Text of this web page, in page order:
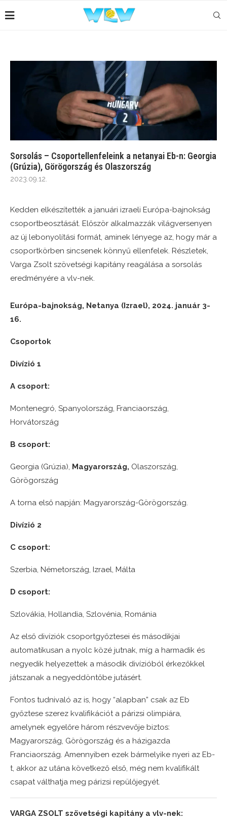
Sorsolás – Csoportellenfeleink a netanyai Eb-n: Georgia
(Grúzia), Görögország és Olaszország
2023.09.12.
Kedden elkészítették a januári izraeli Európa-bajnokság
csoportbeosztását. Először alkalmazzák világversenyen
az új lebonyolítási formát, aminek lényege az, hogy már a
csoportkörben sincsenek könnyű ellenfelek. Részletek,
Varga Zsolt szövetségi kapitány reagálása a sorsolás
eredményére a vlv-nek.
Európa-bajnokság, Netanya (Izrael), 2024. január 3-
16.
Csoportok
Divízió 1
A csoport:
Montenegró, Spanyolország, Franciaország,
Horvátország
B csoport:
Georgia (Grúzia), Magyarország, Olaszország,
Görögország
A torna első napján: Magyarország-Görögország.
Divízió 2
C csoport:
Szerbia, Németország, Izrael, Málta
D csoport:
Szlovákia, Hollandia, Szlovénia, Románia
Az első divíziók csoportgyőztesei és másodikjai
automatikusan a nyolc közé jutnak, míg a harmadik és
negyedik helyezettek a második divízióból érkezőkkel
játszanak a negyeddöntőbe jutásért.
Fontos tudnivaló az is, hogy “alapban” csak az Eb
győztese szerez kvalifikációt a párizsi olimpiára,
amelynek egyelőre három részvevője biztos:
Magyarország, Görögország és a házigazda
Franciaország. Amennyiben ezek bármelyike nyeri az Eb-
t, akkor az utána következő első, még nem kvalifikált
csapat válthatja meg párizsi repülőjegyét.
VARGA ZSOLT szövetségi kapitány a vlv-nek: